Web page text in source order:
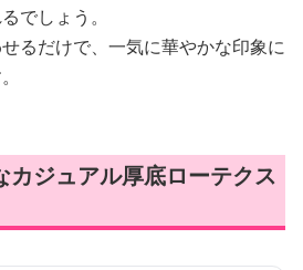
でしょう。
るだけで、一気に華やかな印象に
カジュアル厚底ローテクス